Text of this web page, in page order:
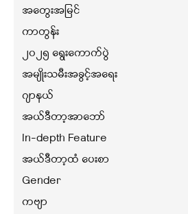
အတွေးအမြင်
ကာတွန်း
၂၀၂၅ ရွေးကောက်ပွဲ
အမျိုးသမီးအခွင့်အရေး
ဂျာနယ်
အယ်ဒီတာ့အာဘော်
In-depth Feature
အယ်ဒီတာ့ထံ ပေးစာ
Gender
ကဗျာ